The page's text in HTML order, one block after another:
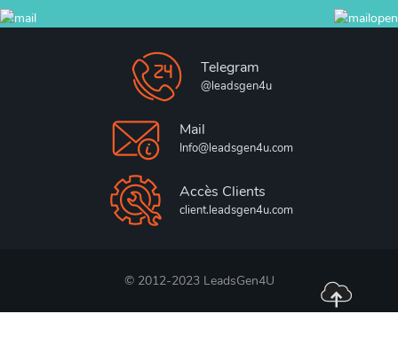
Telegram
@leadsgen4u
Mail
Info@leadsgen4u.com
Accès Clients
client.leadsgen4u.com
© 2012-2023 LeadsGen4U